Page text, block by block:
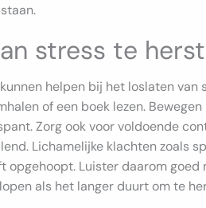
stress te
helpen bij het loslaten van
of een boek lezen.
Zorg ook voor voldoende
Lichamelijke klachten zoals
opgehoopt. Luister daarom
als het langer duurt om te